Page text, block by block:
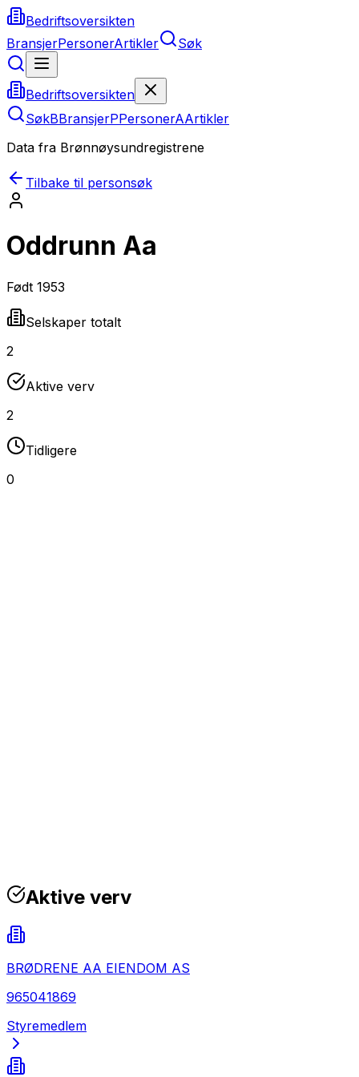
Bedriftsoversikten
BransjerPersonerArtikler Søk
Bedriftsoversikten
SøkBBransjerPPersonerAArtikler
Data fra Brønnøysundregistrene
Tilbake til personsøk
Oddrunn Aa
Født 1953
Selskaper totalt
2
Aktive verv
2
Tidligere
0
Aktive verv
BRØDRENE AA EIENDOM AS
965041869
Styremedlem